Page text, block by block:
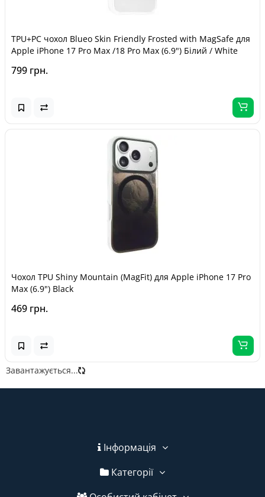
TPU+PC чохол Blueo Skin Friendly Frosted with MagSafe для
Apple iPhone 17 Pro Max /18 Pro Max (6.9") Білий / White
799 грн.
Чохол TPU Shiny Mountain (MagFit) для Apple iPhone 17 Pro
Max (6.9") Black
469 грн.
Завантажується...
Інформація
Категорії